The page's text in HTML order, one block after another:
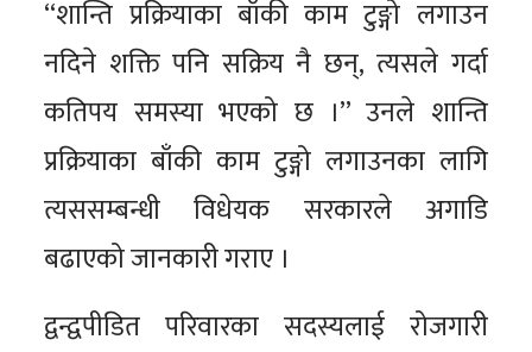
“शान्ति प्रक्रियाका बाँकी काम टुङ्गो लगाउन
नदिने शक्ति पनि सक्रिय नै छन्, त्यसले गर्दा
कतिपय समस्या भएको छ ।” उनले शान्ति
प्रक्रियाका बाँकी काम टुङ्गो लगाउनका लागि
त्यससम्बन्धी विधेयक सरकारले अगाडि
बढाएको जानकारी गराए ।
द्वन्द्वपीडित परिवारका सदस्यलाई रोजगारी